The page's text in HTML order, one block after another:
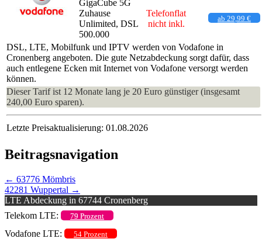
GigaCube 5G
Zuhause
Unlimited, DSL
500.000
Telefonflat
nicht inkl.
ab 29,99 €
DSL, LTE, Mobilfunk und IPTV werden von Vodafone in
Cronenberg angeboten. Die gute Netzabdeckung sorgt dafür, dass
auch entlegene Ecken mit Internet von Vodafone versorgt werden
können.
Dieser Tarif ist 12 Monate lang je 20 Euro günstiger (insgesamt
240,00 Euro sparen).
Letzte Preisaktualisierung: 01.08.2026
Beitragsnavigation
← 63776 Mömbris
42281 Wuppertal →
LTE Abdeckung in 67744 Cronenberg
Telekom LTE:
79 Prozent
Vodafone LTE: 54 Prozent